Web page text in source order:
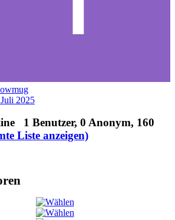
2025
1 Benutzer, 0 Anonym, 160
Liste anzeigen)